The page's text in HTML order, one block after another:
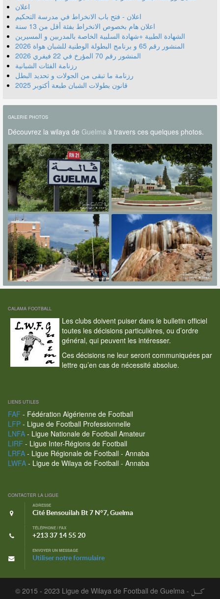
اعلان
اعلان - فتح باب الانخراط في مدرسة التحكيم
اعلان هام بخصوص الانخراط بفئة أقل من 13 سنة
الشهادة الطبية +شهادة السلبية الخاصة بالمدربين و المسيرين
المنشور رقم 70 المؤرخ في 22 فيفري 2026
رزنامة الفئات الشبانية
رزنامة ما تبقى من الجولات و تحديد البطل
قانون بطولات الشبان طبعة أكتوبر 2025
GALERIE PHOTOS
Découvrez la wilaya de Guelmaà travers ces quelques photos.
CALAMA FOOTBALL
Les clubs doivent puiser dans le bulletin officiel
toutes les décisions particulières, ou d’ordre
général, qui peuvent les intéresser.
Ces décisions ne leur seront communiquées par
lettre qu’en cas de nécessité absolue.
LIENS UTILES
FAF - Fédération Algérienne de Football
LFP- Ligue de Football Professionnelle
LNFA- Ligue Nationale de Football Amateur
LIRF - Ligue Inter-Régions de Football
LRFA- Ligue Régionale de Football - Annaba
LWFA- Ligue de Wilaya de Football - Annaba
CONTACTER LA LIGUE
ADRESSE
Cité Bensouilah Bt 7 N°7, Guelma
TÉLÉPHONE / FAX
+213 37 14 55 20
ENVOYER UN MESSAGE
Utiliser notre formulaire
© 2015 - 2023 Ligue de Wilaya de Football de Guelma - كـــل